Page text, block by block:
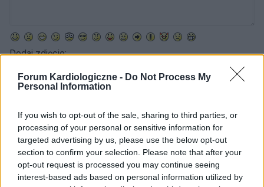
Forum Kardiologiczne - Do Not Process My
Personal Information
If you wish to opt-out of the sale, sharing to third parties, or
processing of your personal or sensitive information for
targeted advertising by us, please use the below opt-out
section to confirm your selection. Please note that after your
opt-out request is processed you may continue seeing
interest-based ads based on personal information utilized by
Dodaj zdjęcie:
WYBIERZ PLIK
Wyświetl podpis
Wysyłaj powiadomienia o odpowiedzi